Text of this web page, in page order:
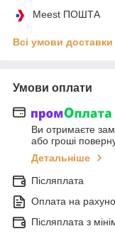
Meest ПОШТА
Всі умови доставки
Умови оплати
Ви отримаєте
або гроші
Детальніше
Післяплата
Оплата на
Післяплата з